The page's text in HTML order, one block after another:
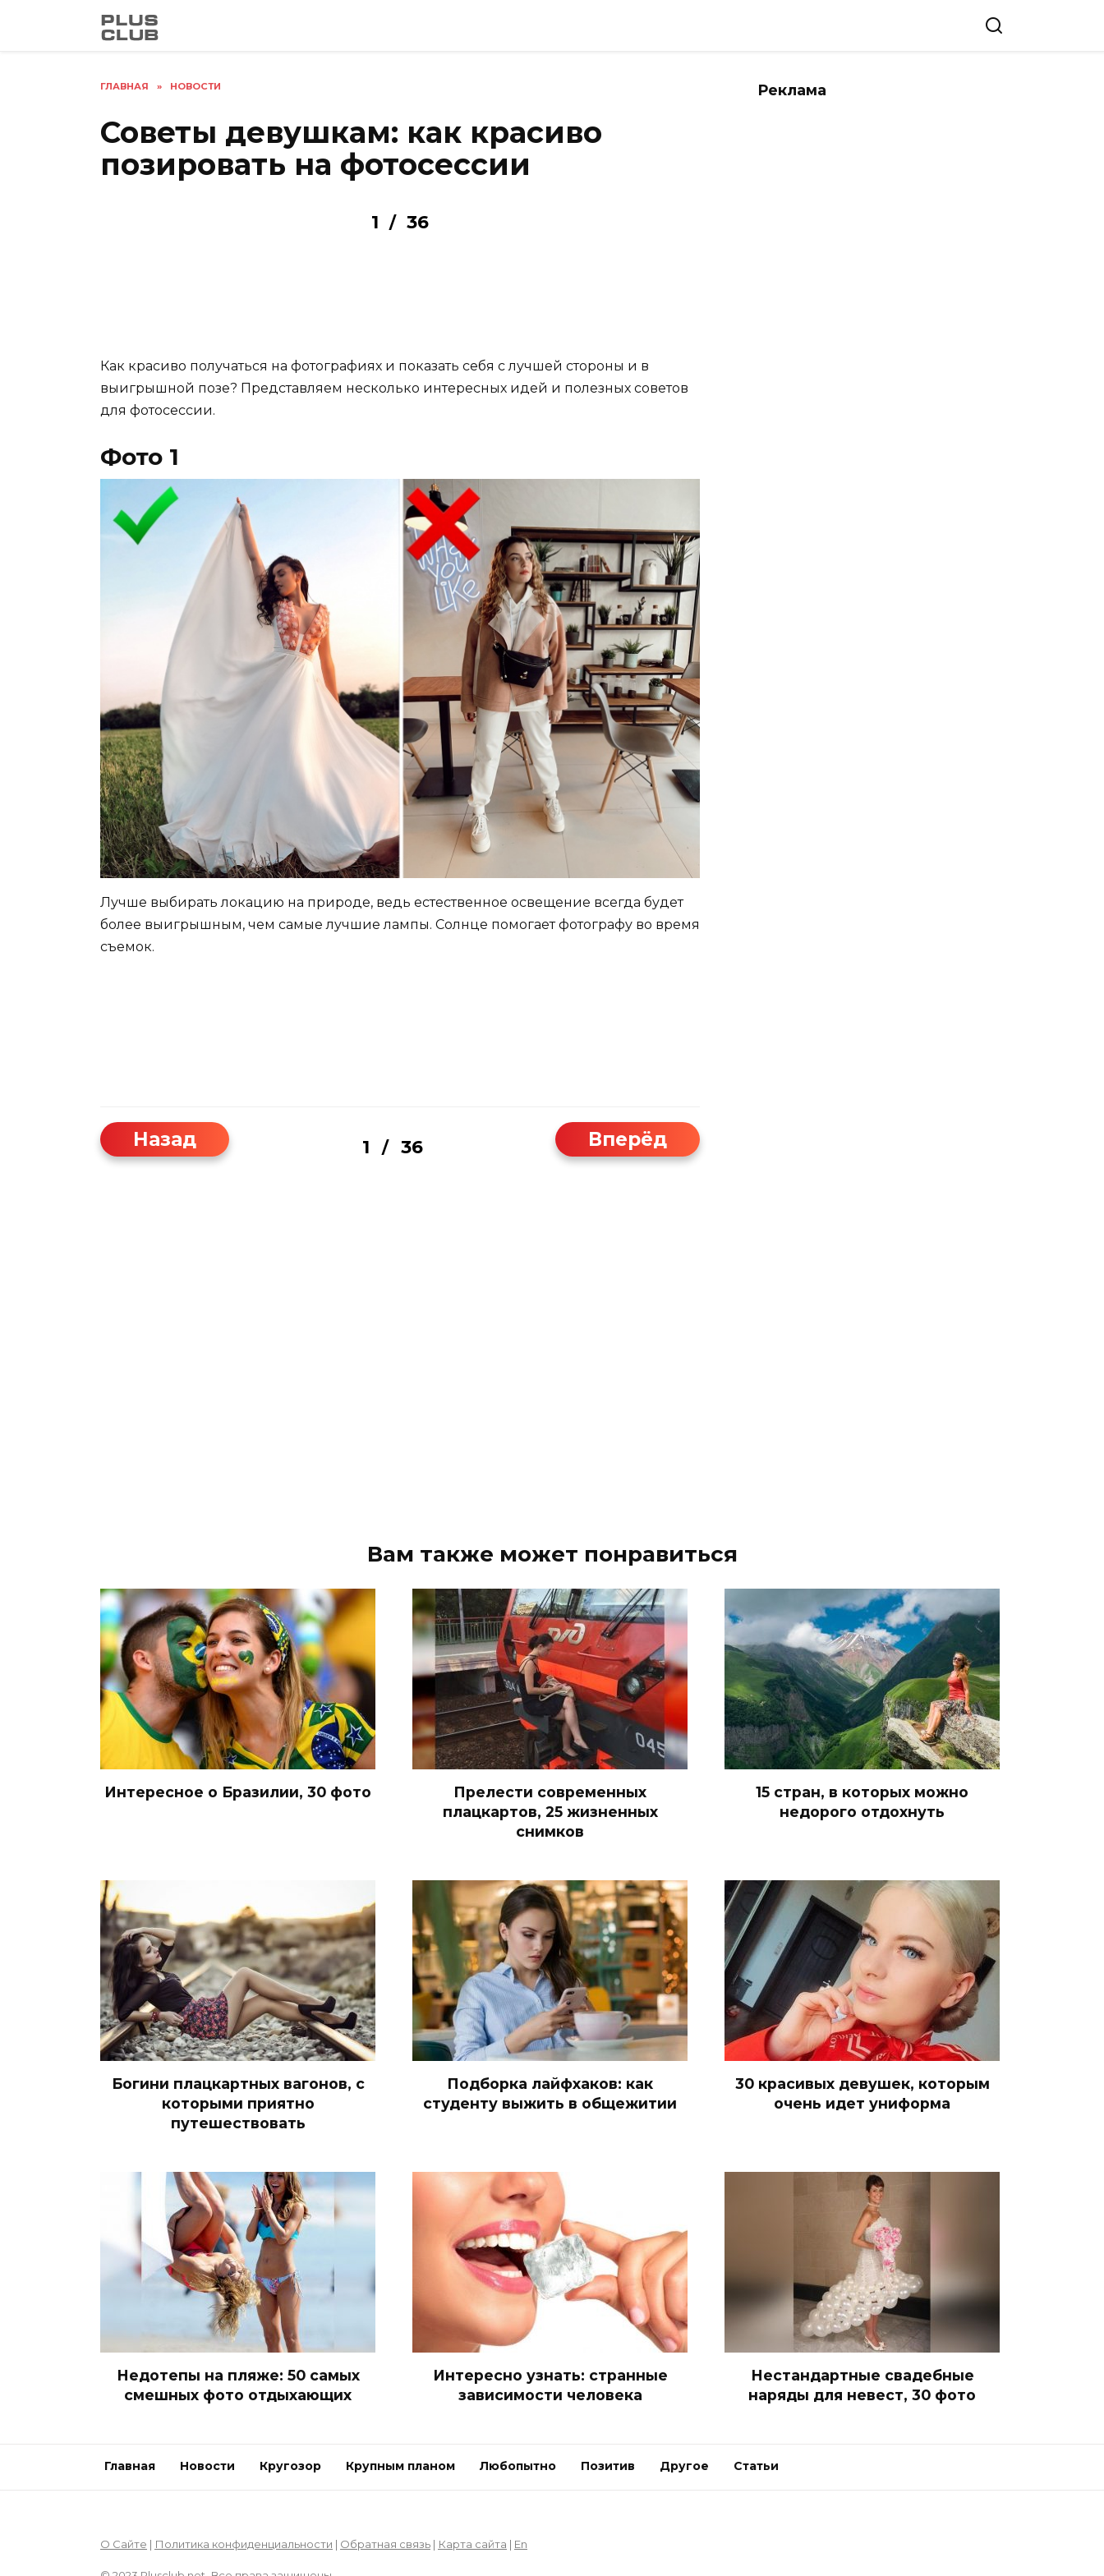
ГЛАВНАЯ » НОВОСТИ
Советы девушкам: как красиво
позировать на фотосессии
1 / 36
Как красиво получаться на фотографиях и показать себя с лучшей стороны и в
выигрышной позе? Представляем несколько интересных идей и полезных советов
для фотосессии.
Фото 1
Лучше выбирать локацию на природе, ведь естественное освещение всегда будет
более выигрышным, чем самые лучшие лампы. Солнце помогает фотографу во время
съемок.
Вперёд
Назад 1 / 36
Реклама
Вам также может понравиться
Интересное о Бразилии, 30 фото
Прелести современных
плацкартов, 25 жизненных
снимков
15 стран, в которых можно
недорого отдохнуть
Богини плацкартных вагонов, с
которыми приятно
путешествовать
Подборка лайфхаков: как
студенту выжить в общежитии
30 красивых девушек, которым
очень идет униформа
Недотепы на пляже: 50 самых
смешных фото отдыхающих
Интересно узнать: странные
зависимости человека
Нестандартные свадебные
наряды для невест, 30 фото
Главная Новости Кругозор Крупным планом Любопытно Позитив Другое Статьи
О Сайте | Политика конфиденциальности | Обратная связь | Карта сайта | En